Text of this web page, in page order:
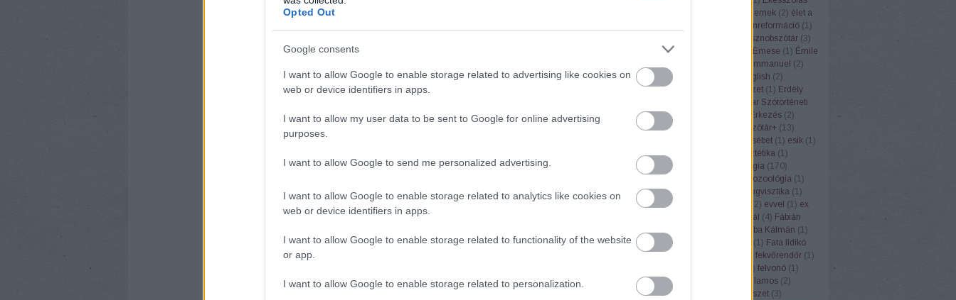
Opted Out
Google consents
I want to allow Google to enable storage related to advertising like cookies on
web or device identifiers in apps.
I want to allow my user data to be sent to Google for online advertising
purposes.
I want to allow Google to send me personalized advertising.
I want to allow Google to enable storage related to analytics like cookies on
web or device identifiers in apps.
I want to allow Google to enable storage related to functionality of the website
or app.
I want to allow Google to enable storage related to personalization.
elemek (2) élet a
ellenreformáció (1 )
Első magyar sznobszótár (3)
elválasztás Emese (1 ) Émile
Emmanuel (2)
enantioszémia
3) english (2)
entozoológia (1) építészet (1 ) Erdély
Erdélyi Magyar Szótörténeti
eredettörténet Érkezés (2)
(3) erőfeszítés Értelmező szótár+ (13)
Erzsébet (1 ) esik (1 )
esztétika (1 )
( étel 5 etimológia (170)
etnozoológia (1 )
eufemizmus eurolingvisztika (1 )
(3 Európai Unió (2) evvel (1 ) ex
Fábián Pál (4) Fábián
Faluba Kálmán (1 )
farkaskutya
1 Farkas Edit (1 ) Fata Ildikó
(1) fehér gólya fekvőrendőr (1 )
) felvonó (1 )
feminizmus ( fene fényvillamos (2)
Ferenc pápa
férfi festészet (3)